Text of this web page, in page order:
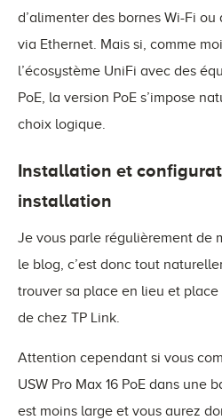
d’alimenter des bornes Wi-Fi
via Ethernet. Mais si, comme
l’écosystème UniFi avec des
PoE, la version PoE s’impose
choix logique.
Installation et
installation
Je vous parle régulièrement de
le blog, c’est donc tout
trouver sa place en lieu et
de chez TP Link.
Attention cependant si vous
USW Pro Max 16 PoE dans une
est moins large et vous aurez